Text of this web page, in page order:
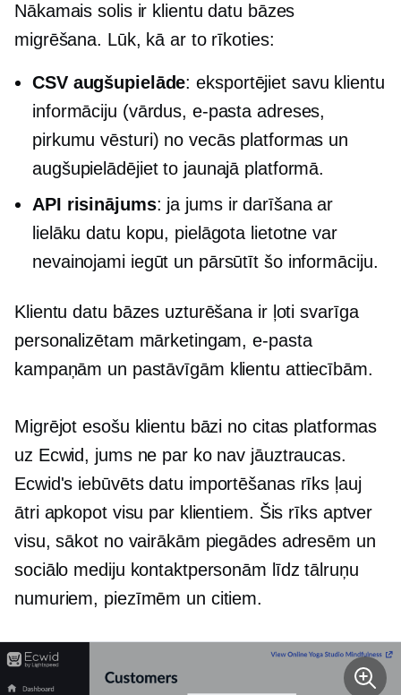
Nākamais solis ir klientu datu bāzes
migrēšana. Lūk, kā ar to rīkoties:
CSV augšupielāde: eksportējiet savu klientu
informāciju (vārdus, e-pasta adreses,
pirkumu vēsturi) no vecās platformas un
augšupielādējiet to jaunajā platformā.
API risinājums: ja jums ir darīšana ar
lielāku datu kopu, pielāgota lietotne var
nevainojami iegūt un pārsūtīt šo informāciju.
Klientu datu bāzes uzturēšana ir ļoti svarīga
personalizētam mārketingam, e-pasta
kampaņām un pastāvīgām klientu attiecībām.
Migrējot esošu klientu bāzi no citas platformas
uz Ecwid, jums ne par ko nav jāuztraucas.
Ecwid's iebūvētsdatu importēšanas rīks ļauj
ātri apkopot visu par klientiem. Šis rīks aptver
visu, sākot no vairākām piegādes adresēm un
sociālo mediju kontaktpersonām līdz tālruņu
numuriem, piezīmēm un citiem.